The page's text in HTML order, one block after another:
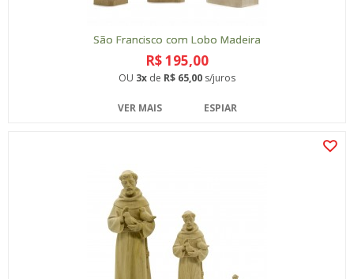
São Francisco com Lobo Madeira
R$ 195,00
OU 3x de R$ 65,00 s/juros
VER MAIS ESPIAR